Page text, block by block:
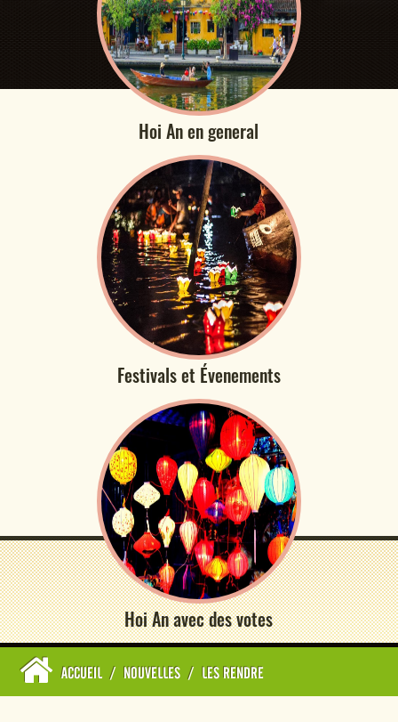
Hoi An en general
Festivals et Évenements
Hoi An avec des votes
ACCUEIL / NOUVELLES / LES RENDRE